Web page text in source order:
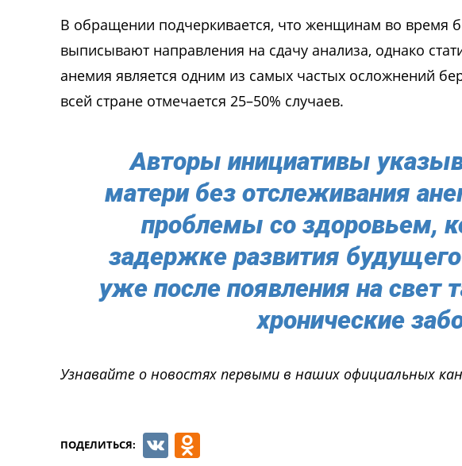
В обращении подчеркивается, что женщинам во время
выписывают направления на сдачу анализа, однако
анемия является одним из самых частых осложнений
всей стране отмечается 25–50% случаев.
Авторы инициативы
матери без отслеживания
проблемы со здоровьем,
задержке развития
уже после появления на свет
хронические
Узнавайте о новостях первыми в наших официальных
ПОДЕЛИТЬСЯ: VK